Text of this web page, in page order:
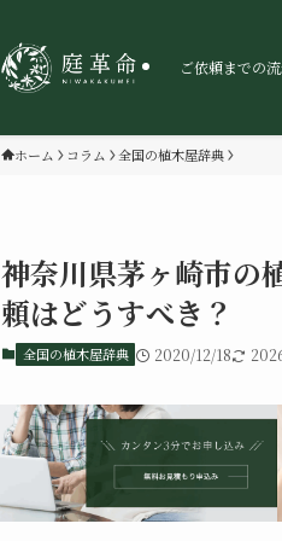
ご依頼までの
ホーム コラム 全国の植木屋辞典
神奈川県茅ヶ崎市の
頼はどうすべき？
全国の植木屋辞典 2020/12/18